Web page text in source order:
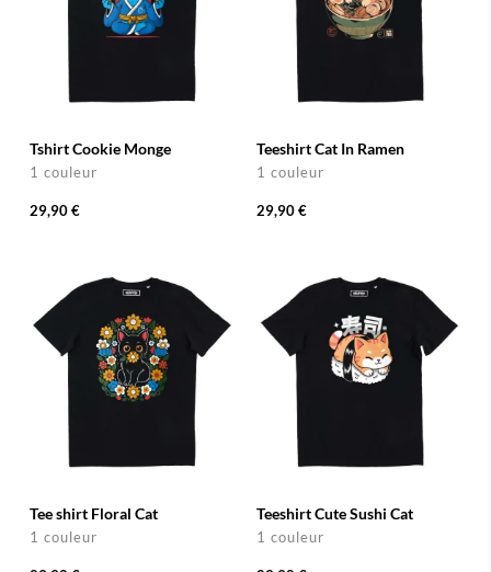
Tshirt Cookie Monge
1 couleur
29,90 €
Teeshirt Cat In Ramen
1 couleur
29,90 €
Tee shirt Floral Cat
1 couleur
Teeshirt Cute Sushi Cat
1 couleur